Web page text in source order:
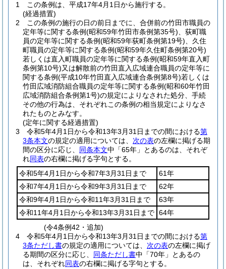
1
この条例は、平成17年4月1日から施行する。
(経過措置)
2
この条例の施行の日の前日までに、合併前の竹田市職員の
定年等に関する条例(昭和59年竹田市条例第35号) 、荻町職
員の定年等に関する条例(昭和59年荻町条例第19号) 、久住
町職員の定年等に関する条例(昭和59年久住町条例第20号)
若しくは直入町職員の定年等に関する条例(昭和59年直入町
条例第10号)又は解散前の竹田直入広域連合職員の定年等に
関する条例(平成10年竹田直入広域連合条例第8号)若しくは
竹田広域消防組合職員の定年等に関する条例(昭和60年竹田
広域消防組合条例第1号)の規定によりなされた処分、手続
その他の行為は、それぞれこの条例の相当規定によりなさ
れたものとみなす。
(定年に関する経過措置)
3
令和5年4月1日から令和13年3月31日までの間における第
3条本文の規定の適用については、 次の表の左欄に掲げる期
間の区分に応じ、 同条本文中「65年」とあるのは、それぞ
れ同表の右欄に掲げる字句とする。
令和5年4月1日から令和7年3月31日まで
61年
令和7年4月1日から令和9年3月31日まで
62年
令和9年4月1日から令和11年3月31日まで
63年
令和11年4月1日から令和13年3月31日まで 64年
(令4条例42・追加)
4
令和5年4月1日から令和13年3月31日までの間における第
3条ただし書の規定の適用については、 次の表の左欄に掲げ
る期間の区分に応じ、 同条ただし書中「70年」とあるの
は、それぞれ同表の右欄に掲げる字句とする。